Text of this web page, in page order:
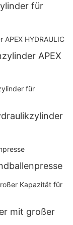
für
APEX
mit großer